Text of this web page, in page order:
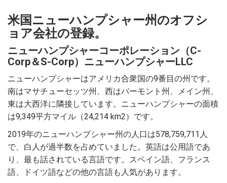
米国ニューハンプシャー州のオフシ
ョア会社の登録。
ニューハンプシャーコーポレーション（C-
Corp＆S-Corp）ニューハンプシャーLLC
ニューハンプシャーはアメリカ合衆国の9番目の州です。
南はマサチューセッツ州、西はバーモント州、メイン州、
東は大西洋に隣接しています。ニューハンプシャーの面積
は9,349平方マイル（24,214 km2）です。
2019年のニューハンプシャー州の人口は578,759,711人
で、白人が過半数を占めていました。英語は公用語であ
り、最も話されている言語です。スペイン語、フランス
語、ドイツ語などの他の言語も人気があります。